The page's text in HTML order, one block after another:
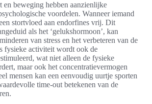
en beweging hebben aanzienlijke
voordelen. Wanneer iemand
stortvloed aan endorfines vrij. Dit
als het ‘gelukshormoon’, kan
van stress en het verbeteren van de
fysieke activiteit wordt ook de
wat niet alleen de fysieke
maar ook het concentratievermogen
mensen kan een eenvoudig uurtje sporten
time-out betekenen van de